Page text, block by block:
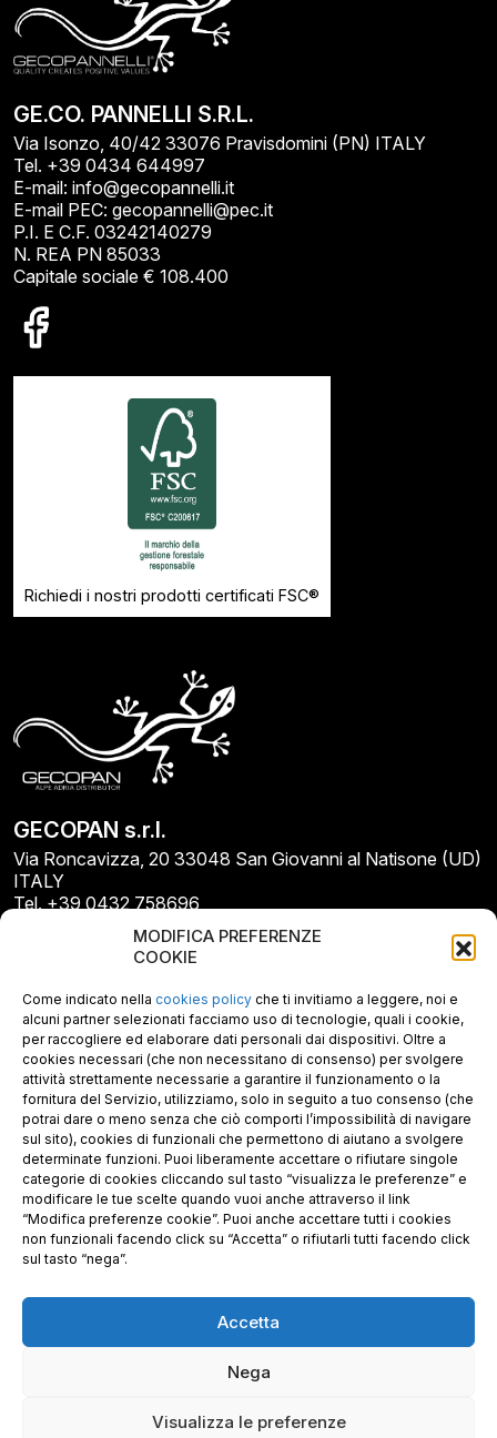
MODIFICA PREFERENZE
COOKIE
Come indicato nella cookies policy che ti invitiamo a leggere, noi e
alcuni partner selezionati facciamo uso di tecnologie, quali i cookie,
per raccogliere ed elaborare dati personali dai dispositivi. Oltre a
cookies necessari (che non necessitano di consenso) per svolgere
attività strettamente necessarie a garantire il funzionamento o la
fornitura del Servizio, utilizziamo, solo in seguito a tuo consenso (che
potrai dare o meno senza che ciò comporti l’impossibilità di navigare
sul sito), cookies di funzionali che permettono di aiutano a svolgere
determinate funzioni. Puoi liberamente accettare o rifiutare singole
categorie di cookies cliccando sul tasto “visualizza le preferenze” e
modificare le tue scelte quando vuoi anche attraverso il link
“Modifica preferenze cookie”. Puoi anche accettare tutti i cookies
non funzionali facendo click su “Accetta” o rifiutarli tutti facendo click
sul tasto “nega”.
Accetta
Nega
Visualizza le preferenze
GE.CO. PANNELLI S.R.L.
Via Isonzo, 40/42 33076 Pravisdomini (PN) ITALY
Tel. +39 0434 644997
E-mail: info@gecopannelli.it
E-mail PEC: gecopannelli@pec.it
P.I. E C.F. 03242140279
N. REA PN 85033
Capitale sociale € 108.400
Richiedi i nostri prodotti certificati FSC®
GECOPAN s.r.l.
Via Roncavizza, 20 33048 San Giovanni al Natisone (UD)
ITALY
Tel. +39 0432 758696
E-mail: info@gecopan.it
E-mail PEC: gecopan@pec.it
P.I. E C.F. 02487660306
N. REA UD 264834
Capitale sociale € 30.000
Richiedi i nostri prodotti certificati FSC®
© 2025 GE.CO. PANNELLI S.R.L. & GECOPAN s.r.l. –